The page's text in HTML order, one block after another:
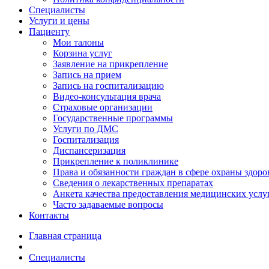
Специалисты
Услуги и цены
Пациенту
Мои талоны
Корзина услуг
Заявление на прикрепление
Запись на прием
Запись на госпитализацию
Видео-консультация врача
Страховые организации
Государственные программы
Услуги по ДМС
Госпитализация
Диспансеризация
Прикрепление к поликлинике
Права и обязанности граждан в сфере охраны
Сведения о лекарственных препаратах
Анкета качества предоставления медицинских
Часто задаваемые вопросы
Контакты
Главная страница
Специалисты